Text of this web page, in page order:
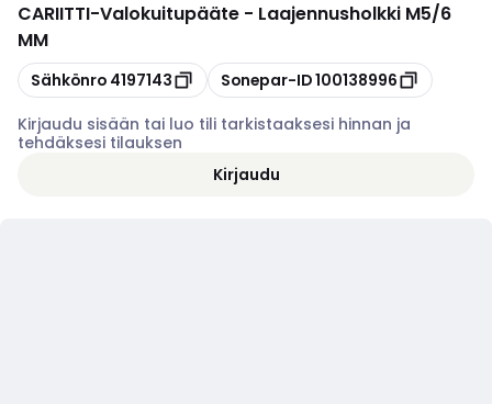
CARIITTI-Valokuitupääte - Laajennusholkki M5/6
MM
Kopioi
Sähkönro 4197143 Kopioi
Sonepar-ID100138996
Kirjaudu sisään tai luo tili tarkistaaksesi hinnan ja
tehdäksesi tilauksen
Kirjaudu